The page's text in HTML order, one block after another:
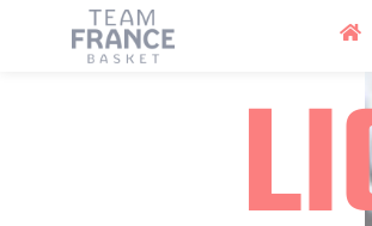
Panneau de gestion des cookies